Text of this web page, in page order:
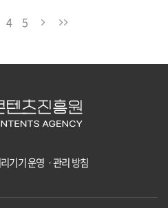
4 5
기기 운영ㆍ관리 방침